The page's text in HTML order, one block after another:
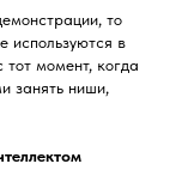
то
используются в
момент, когда
занять ниши,